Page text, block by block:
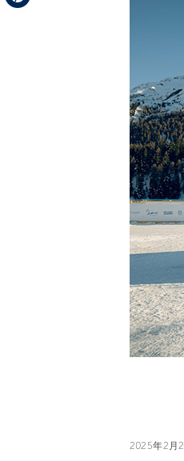
2025年2月